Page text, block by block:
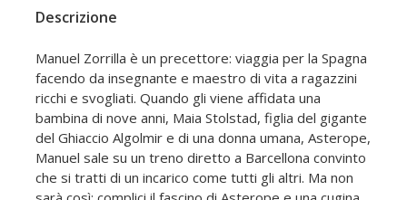
Descrizione
Manuel Zorrilla è un precettore: viaggia per la Spagna
facendo da insegnante e maestro di vita a ragazzini
ricchi e svogliati. Quando gli viene affidata una
bambina di nove anni, Maia Stolstad, figlia del gigante
del Ghiaccio Algolmir e di una donna umana, Asterope,
Manuel sale su un treno diretto a Barcellona convinto
che si tratti di un incarico come tutti gli altri. Ma non